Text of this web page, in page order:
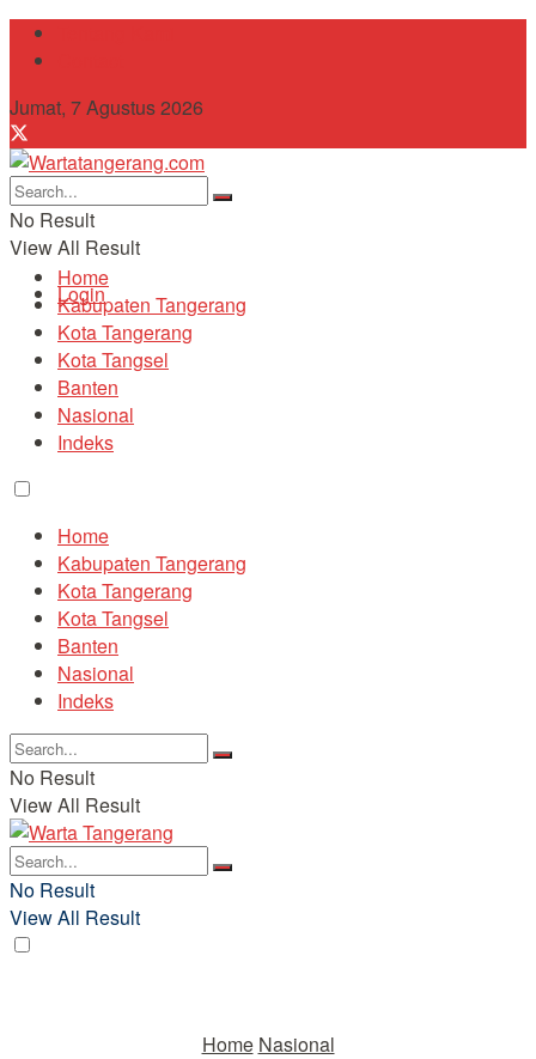
Jumat, 7 Agustus 2026
No Result
View All Result
Login
Home
Kabupaten Tangerang
Kota Tangerang
Kota Tangsel
Banten
Nasional
Indeks
Home
Kabupaten Tangerang
Kota Tangerang
Kota Tangsel
Banten
Nasional
Indeks
No Result
View All Result
No Result
View All Result
Home Nasional